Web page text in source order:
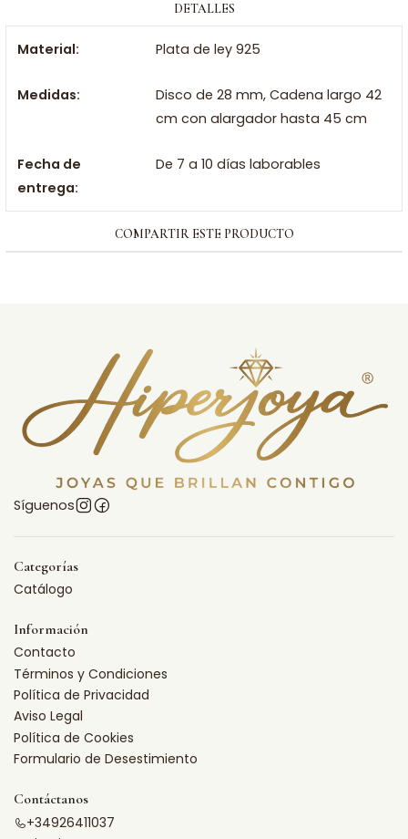
DETALLES
Material: Plata de ley 925
Medidas:
Disco de 28 mm, Cadena largo 42
cm con alargador hasta 45 cm
Fecha de
entrega:
De 7 a 10 días laborables
COMPARTIR ESTE PRODUCTO
Síguenos
Categorías
Catálogo
Información
Contacto
Términos y Condiciones
Política de Privacidad
Aviso Legal
Política de Cookies
Formulario de Desestimiento
Contáctanos
+34926411037